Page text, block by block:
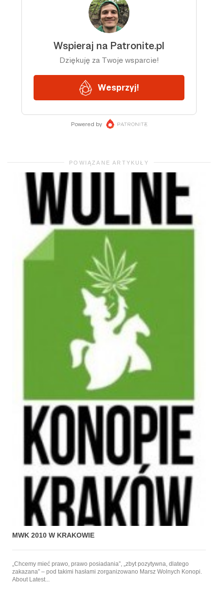
POWIĄZANE ARTYKUŁY
MWK 2010 W KRAKOWIE
„Chcemy mieć prawo, prawo posiadania”, „zbyt pozytywna, dlatego
zakazana” – pod takimi hasłami zorganizowano Marsz Wolnych Konopi.
About Latest...